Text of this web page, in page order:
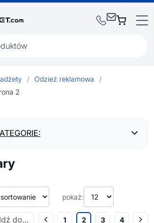
/ Odzież reklamowa
/
2
pokaż:
1 2 3 4